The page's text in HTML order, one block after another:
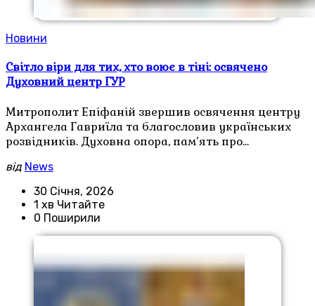
Новини
Світло віри для тих, хто воює в тіні: освячено
Духовний центр ГУР
Митрополит Епіфаній звершив освячення центру
Архангела Гавриїла та благословив українських
розвідників. Духовна опора, пам’ять про…
від News
30 Січня, 2026
1 хв Читайте
0 Поширили